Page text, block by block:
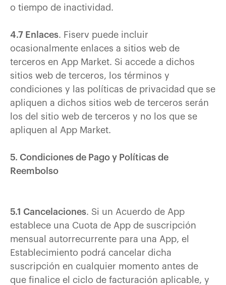
o tiempo de inactividad.
4.7 Enlaces. Fiserv puede incluir
ocasionalmente enlaces a sitios web de
terceros en App Market. Si accede a dichos
sitios web de terceros, los términos y
condiciones y las políticas de privacidad que se
apliquen a dichos sitios web de terceros serán
los del sitio web de terceros y no los que se
apliquen al App Market.
5. Condiciones de Pago y Políticas de
Reembolso
5.1 Cancelaciones. Si un Acuerdo de App
establece una Cuota de App de suscripción
mensual autorrecurrente para una App, el
Establecimiento podrá cancelar dicha
suscripción en cualquier momento antes de
que finalice el ciclo de facturación aplicable, y